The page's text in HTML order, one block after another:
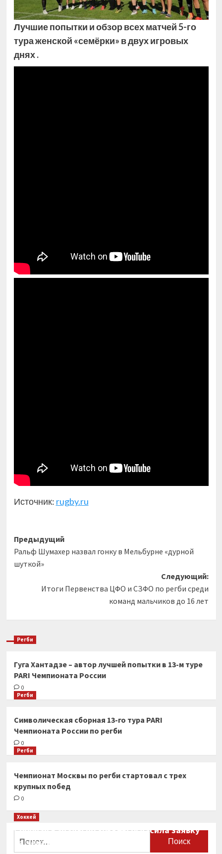
Лучшие попытки и обзор всех матчей 5-го
тура женской «семёрки» в двух игровых
днях .
Источник: rugby.ru
Навигация
записи
Предыдущий
Ральф Шумахер назвал гонку в Мельбурне «дурной
шуткой»
Следующий:
Итоги Первенства ЦФО и СЗФО по регби среди
команд мальчиков до 16 лет
Регби
Гуга Хантадзе – автор лучшей попытки в 13-м туре
PARI Чемпионата России
0
Регби
Символическая сборная 13-го тура PARI
Чемпионата России по регби
0
Регби
Чемпионат Москвы по регби стартовал с трех
крупных побед
0
Хоккей
Сборная Канады по хоккею огласила заявку
на чемпионат мира